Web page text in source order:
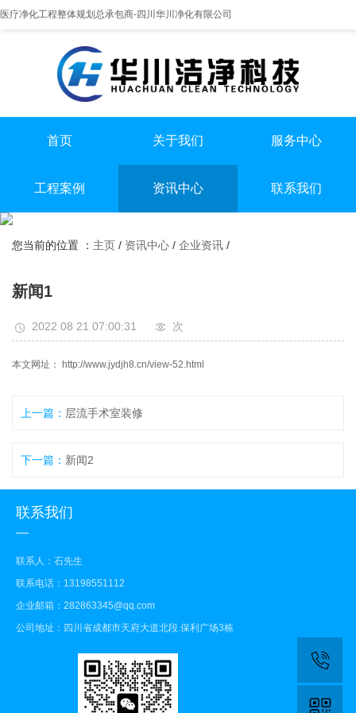
医疗净化工程整体规划总承包商-四川华川净化有限公司
提供实医疗净化整体解决方案
首页 关于我们 服务中心
手术室净化装修
实验室净化装修
工程案例
无尘车间
资讯中心 联系我们
您当前的位置 ： 主页 / 资讯中心 / 企业资讯 /
新闻1
2022 08 21 07:00:31 次
本文网址： http://www.jydjh8.cn/view-52.html
上一篇： 层流手术室装修
下一篇： 新闻2
联系我们
联系人：石先生
联系电话：13198551112
企业邮箱：282863345@qq.com
公司地址：四川省成都市天府大道北段.保利广场3栋